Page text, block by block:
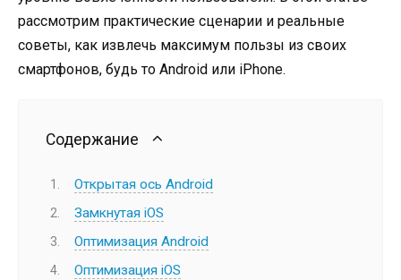
рассмотрим практические сценарии и реальные
советы, как извлечь максимум пользы из своих
смартфонов, будь то Android или iPhone.
Содержание
Открытая ось Android
Замкнутая iOS
Оптимизация Android
Оптимизация iOS